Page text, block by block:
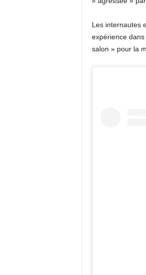
Les internautes
expérience
salon » pour la